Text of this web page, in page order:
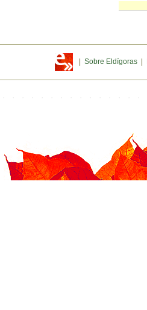
Sobre Eldígoras|